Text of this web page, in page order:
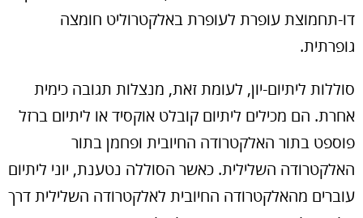
דו-תחמוצת עופרת לעופרת באלקטרוליט חומצה
גופרתית.
סוללות ליתיום-יון, לעומת זאת, מנצלות תגובה כימית
אחרת. הם מכילים ליתיום קובלט אוקסיד או ליתיום ברזל
פוספט בתור האלקטרודה החיובית ופחמן בתור
האלקטרודה השלילית. כאשר הסוללה נטענת, יוני ליתיום
עוברים מהאלקטרודה החיובית לאלקטרודה השלילית דרך